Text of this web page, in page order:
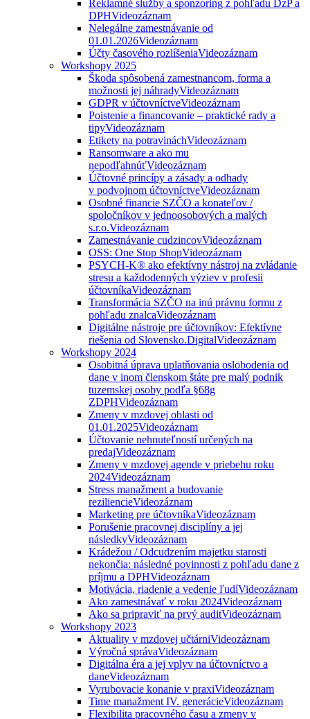
Reklamné služby a sponzoring z pohľadu DzP a
DPHVideozáznam
Nelegálne zamestnávanie od
01.01.2026Videozáznam
Účty časového rozlíšeniaVideozáznam
Workshopy 2025
Škoda spôsobená zamestnancom, forma a
možnosti jej náhradyVideozáznam
GDPR v účtovníctveVideozáznam
Poistenie a financovanie – praktické rady a
tipyVideozáznam
Etikety na potravináchVideozáznam
Ransomware a ako mu
nepodľahnúťVideozáznam
Účtovné princípy a zásady a odhady
v podvojnom účtovníctveVideozáznam
Osobné financie SZČO a konateľov /
spoločníkov v jednoosobových a malých
s.r.o.Videozáznam
Zamestnávanie cudzincovVideozáznam
OSS: One Stop ShopVideozáznam
PSYCH-K® ako efektívny nástroj na zvládanie
stresu a každodenných výziev v profesii
účtovníkaVideozáznam
Transformácia SZČO na inú právnu formu z
pohľadu znalcaVideozáznam
Digitálne nástroje pre účtovníkov: Efektívne
riešenia od Slovensko.DigitalVideozáznam
Workshopy 2024
Osobitná úprava uplatňovania oslobodenia od
dane v inom členskom štáte pre malý podnik
tuzemskej osoby podľa §68g
ZDPHVideozáznam
Zmeny v mzdovej oblasti od
01.01.2025Videozáznam
Účtovanie nehnuteľností určených na
predajVideozáznam
Zmeny v mzdovej agende v priebehu roku
2024Videozáznam
Stress manažment a budovanie
reziliencieVideozáznam
Marketing pre účtovníkaVideozáznam
Porušenie pracovnej disciplíny a jej
následkyVideozáznam
Krádežou / Odcudzením majetku starosti
nekončia: následné povinnosti z pohľadu dane z
príjmu a DPHVideozáznam
Motivácia, riadenie a vedenie ľudíVideozáznam
Ako zamestnávať v roku 2024Videozáznam
Ako sa pripraviť na prvý auditVideozáznam
Workshopy 2023
Aktuality v mzdovej učtárniVideozáznam
Výročná správaVideozáznam
Digitálna éra a jej vplyv na účtovníctvo a
daneVideozáznam
Vyrubovacie konanie v praxiVideozáznam
Time manažment IV. generácieVideozáznam
Flexibilita pracovného času a zmeny v